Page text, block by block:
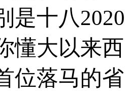
是十八2020
懂大以来西
位落马的省